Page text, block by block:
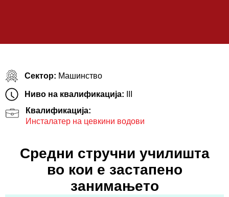
Сектор: Машинство
Ниво на квалификација:
Квалификација:
Инсталатер на цевкини водови
Средни стручни училишта
во кои е застапено
занимањето